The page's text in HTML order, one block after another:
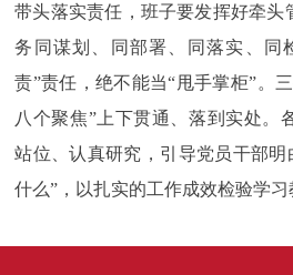
带头落实责任，班子要发挥好牵头
务同谋划、同部署、同落实、同
责”责任，绝不能当“甩手掌柜”。
八个聚焦”上下贯通、落到实处。
站位、认真研究，引导党员干部明
什么”，以扎实的工作成效检验学习